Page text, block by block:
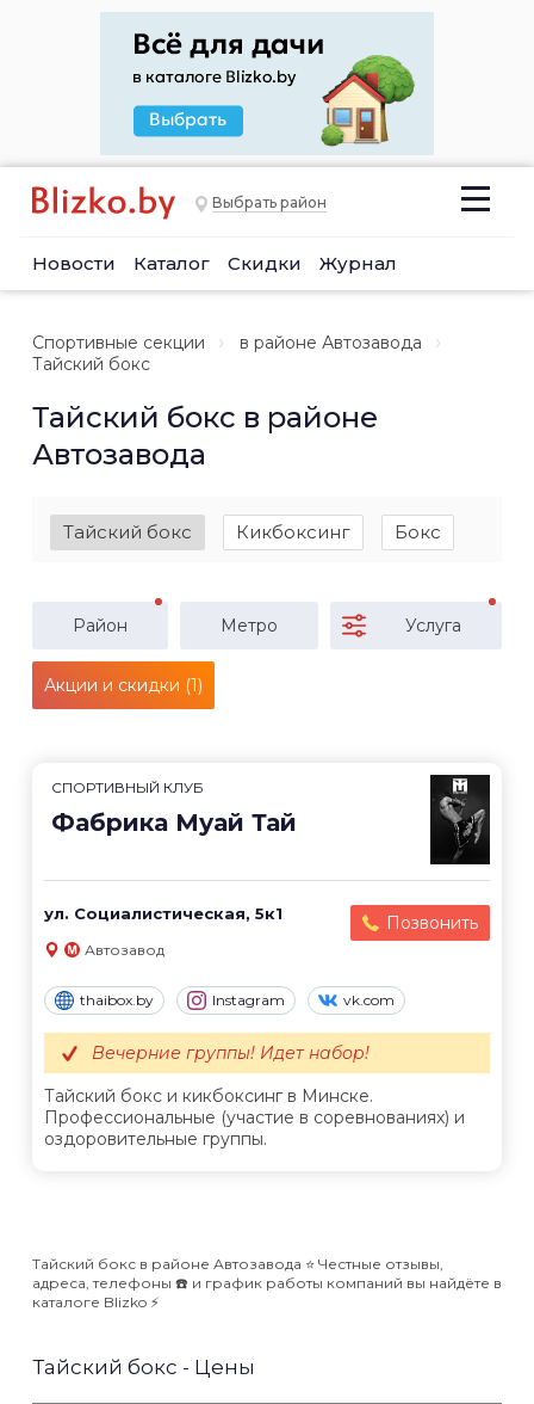
Выбрать район
Новости Каталог Скидки Журнал
Спортивные секции
в районе Автозавода
Тайский бокс
Тайский бокс в районе
Автозавода
Тайский бокс Кикбоксинг Бокс
Район Метро Услуга
Акции и скидки (1)
СПОРТИВНЫЙ КЛУБ
Фабрика Муай Тай
ул. Социалистическая, 5к1 Позвонить
Автозавод
thaibox.by Instagram vk.com
Тайский бокс и кикбоксинг в Минске.
Профессиональные (участие в соревнованиях) и
оздоровительные группы.
Вечерние группы! Идет набор!
Тайский бокс в районе Автозавода ⭐️ Честные отзывы,
адреса, телефоны ☎️ и график работы компаний вы найдёте в
каталоге Blizko ⚡️
Тайский бокс - Цены